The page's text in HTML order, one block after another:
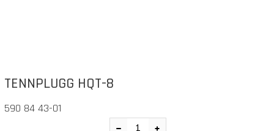
TENNPLUGG HQT-8
590 84 43-01